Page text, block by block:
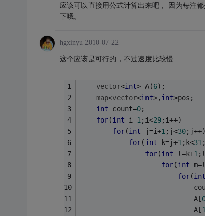
应该可以直接用公式计算出来吧， 因为每注
下哦。
hgxinyu 2010-07-22
这个应该是可行的，不过速度比较慢
vector<int> A(6);
map<vector<int>, int>pos;
int count=0;
for(int i=1 ;i<29;i++)
for(int j=i+1 ;j<30;j++)
for(int k=j+1 ;k<31
for(int l=k+1
for(int
for(int
							A[
							A[
1